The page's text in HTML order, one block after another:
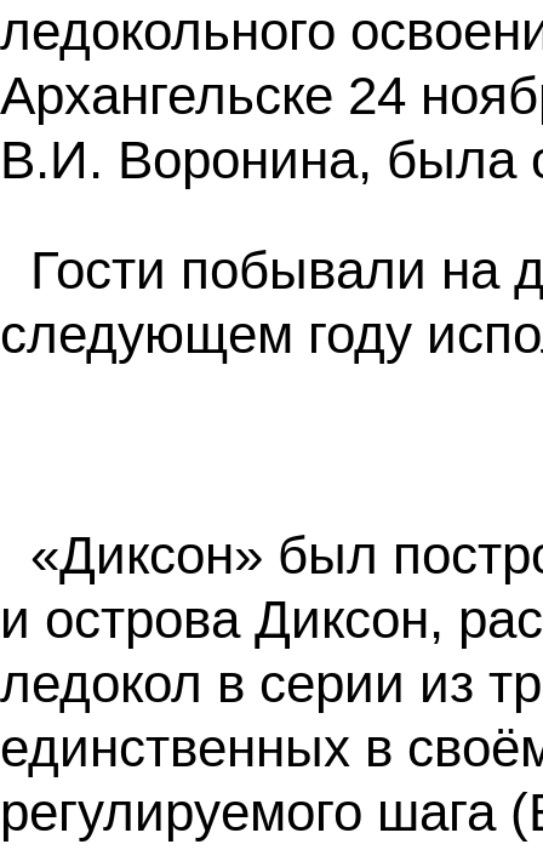
ледокольного
Архангельске 24
В.И. Воронина, была
Гости побывали на
следующем году
«Диксон» был
и острова Диксон,
ледокол в серии из
единственных в
регулируемого шага